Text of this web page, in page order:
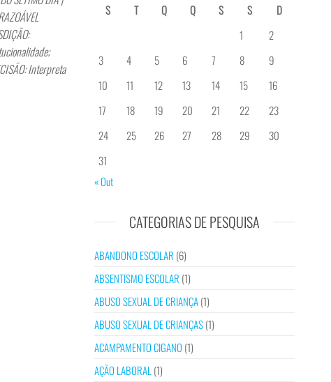
Interpreta
S
T Q Q S S
D
1
2
3
4 5 6 7 8
9
10
11 12 13 14 15
16
17
18 19 20 21 22
23
24
25 26 27 28 29
30
31
« Out
CATEGORIAS DE PESQUISA
ABANDONO ESCOLAR (6)
ABSENTISMO ESCOLAR (1)
ABUSO SEXUAL DE CRIANÇA(1)
ABUSO SEXUAL DE CRIANÇAS(1)
ACAMPAMENTO CIGANO (1)
AÇÃO LABORAL (1)